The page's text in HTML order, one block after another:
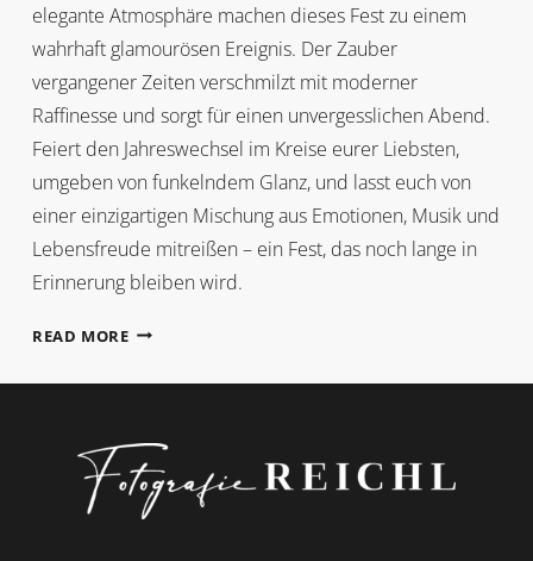
elegante Atmosphäre machen dieses Fest zu einem
wahrhaft glamourösen Ereignis. Der Zauber
vergangener Zeiten verschmilzt mit moderner
Raffinesse und sorgt für einen unvergesslichen Abend.
Feiert den Jahreswechsel im Kreise eurer Liebsten,
umgeben von funkelndem Glanz, und lasst euch von
einer einzigartigen Mischung aus Emotionen, Musik und
Lebensfreude mitreißen – ein Fest, das noch lange in
Erinnerung bleiben wird.
READ MORESILVESTERHOCHZEIT
GATSBY-